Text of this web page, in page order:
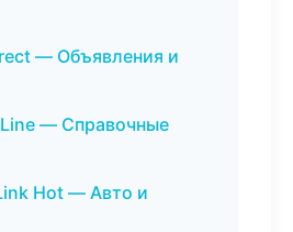
— Объявления и
— Справочные
Hot — Авто и